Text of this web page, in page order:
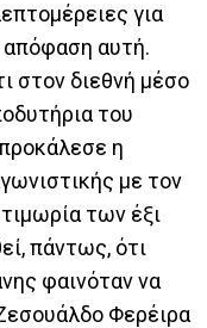
για
απόφαση αυτή.
στον διεθνή μέσο
του
η
με τον
των έξι
πάντως, ότι
φαινόταν να
Φερέιρα